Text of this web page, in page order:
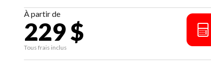
À partir de
229 $
Tous frais inclus